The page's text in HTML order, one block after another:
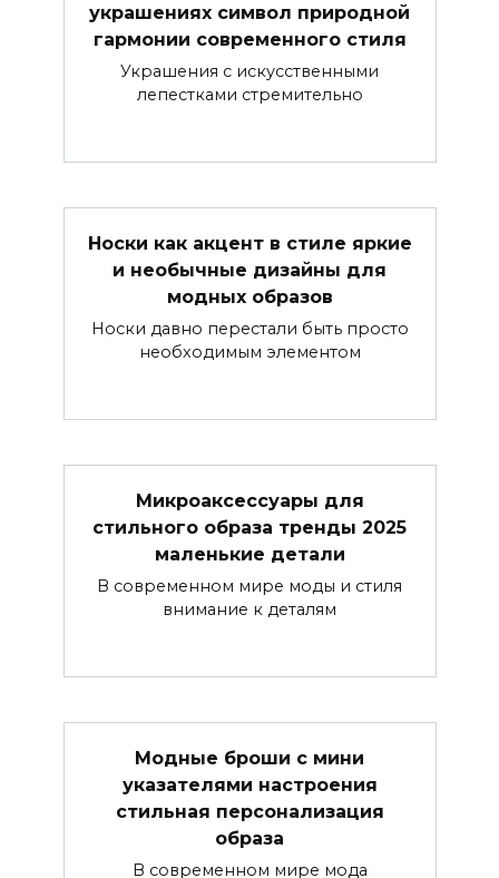
украшениях символ природной
гармонии современного стиля
Украшения с искусственными
лепестками стремительно
Носки как акцент в стиле яркие
и необычные дизайны для
модных образов
Носки давно перестали быть просто
необходимым элементом
Микроаксессуары для
стильного образа тренды 2025
маленькие детали
В современном мире моды и стиля
внимание к деталям
Модные броши с мини
указателями настроения
стильная персонализация
образа
В современном мире мода